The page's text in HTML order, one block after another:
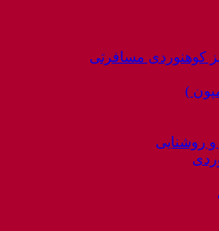
کوهنوردی مسافرتی
)
روشنایی